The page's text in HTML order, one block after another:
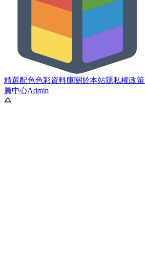
精選配色色彩資料庫關於本站隱私權政策
員中心Admin